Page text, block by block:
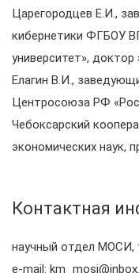
Царегородцев Е.И.,
кибернетики ФГБОУ
университет»,
Елагин В.И.,
Центросоюза РФ
Чебоксарский
экономических наук,
Контактная
научный отдел МОСИ,
e-mail: